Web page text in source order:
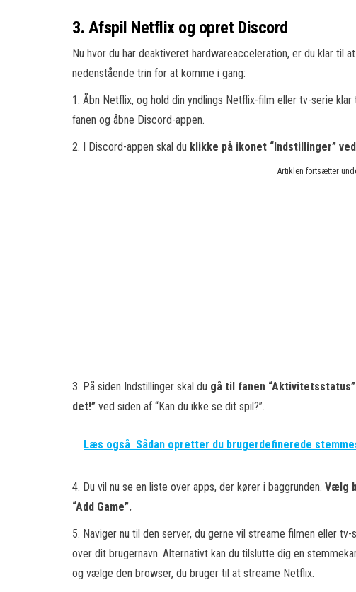
3. Afspil Netflix og opret Discord
Nu hvor du har deaktiveret hardwareacceleration, er du klar til
nedenstående trin for at komme i gang:
1. Åbn Netflix, og hold din yndlings Netflix-film eller tv-serie
fanen og åbne Discord-appen.
2. I Discord-appen skal du klikke på ikonet “Indstillinger”
Artiklen fortsætter
3. På siden Indstillinger skal du gå til fanen “Aktivitetsstatus”
det!” ved siden af “Kan du ikke se dit spil?”.
Læs også Sådan opretter du brugerdefinerede
4. Du vil nu se en liste over apps, der kører i baggrunden. Vælg
“Add Game”.
5. Naviger nu til den server, du gerne vil streame filmen eller tv-
over dit brugernavn. Alternativt kan du tilslutte dig en
og vælge den browser, du bruger til at streame Netflix.